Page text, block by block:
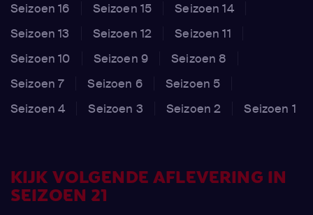
Seizoen 16
Seizoen 15
Seizoen 14
Seizoen 13
Seizoen 12
Seizoen 11
Seizoen 10
Seizoen 9
Seizoen 8
Seizoen 7
Seizoen 6
Seizoen 5
Seizoen 4
Seizoen 3 Seizoen 2 Seizoen 1
KIJK VOLGENDE AFLEVERING IN
SEIZOEN 21